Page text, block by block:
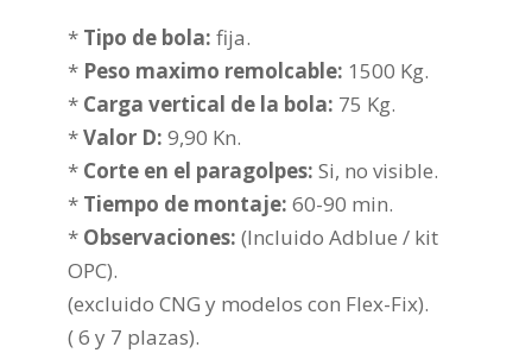
desde
200,56€
276,06€
* Tipo de bola: fija.
* Peso maximo remolcable: 1500 Kg.
* Carga vertical de la bola: 75 Kg.
*Valor D: 9,90 Kn.
* Corte en el paragolpes: Si, no visible.
* Tiempo de montaje: 60-90 min.
* Observaciones: (Incluido Adblue / kit
OPC).
(excluido CNG y modelos con Flex-Fix).
( 6 y 7 plazas).